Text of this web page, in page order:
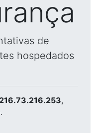
de
hospedados
216.73.216.253,